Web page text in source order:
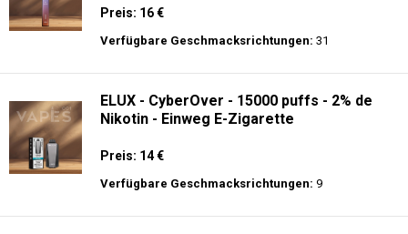
Preis: 16 €
Verfügbare Geschmacksrichtungen: 31
ELUX - CyberOver - 15000 puffs - 2% de
Nikotin - Einweg E-Zigarette
Preis: 14 €
Verfügbare Geschmacksrichtungen: 9